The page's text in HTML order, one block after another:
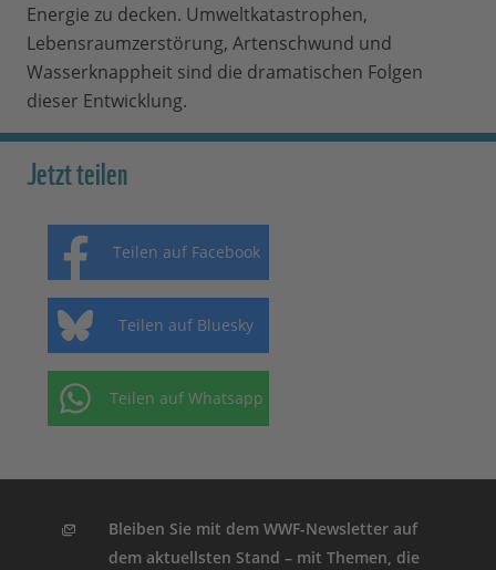
Energie zu decken. Umweltkatastrophen,
Lebensraumzerstörung, Artenschwund und
Wasserknappheit sind die dramatischen Folgen
dieser Entwicklung.
Jetzt teilen
Teilen auf Facebook
Teilen auf Bluesky
Teilen auf Whatsapp
Bleiben Sie mit dem WWF-Newsletter auf
dem aktuellsten Stand – mit Themen, die